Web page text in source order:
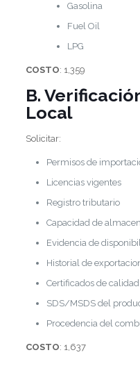
Gasolina
Fuel Oil
LPG
COSTO: 1,359
B.
Local
Solicitar:
Permisos de
Licencias vigentes
Registro tributario
Capacidad de
Evidencia de
Historial de
Certificados de calidad
SDS/MSDS del
Procedencia del
COSTO: 1,637